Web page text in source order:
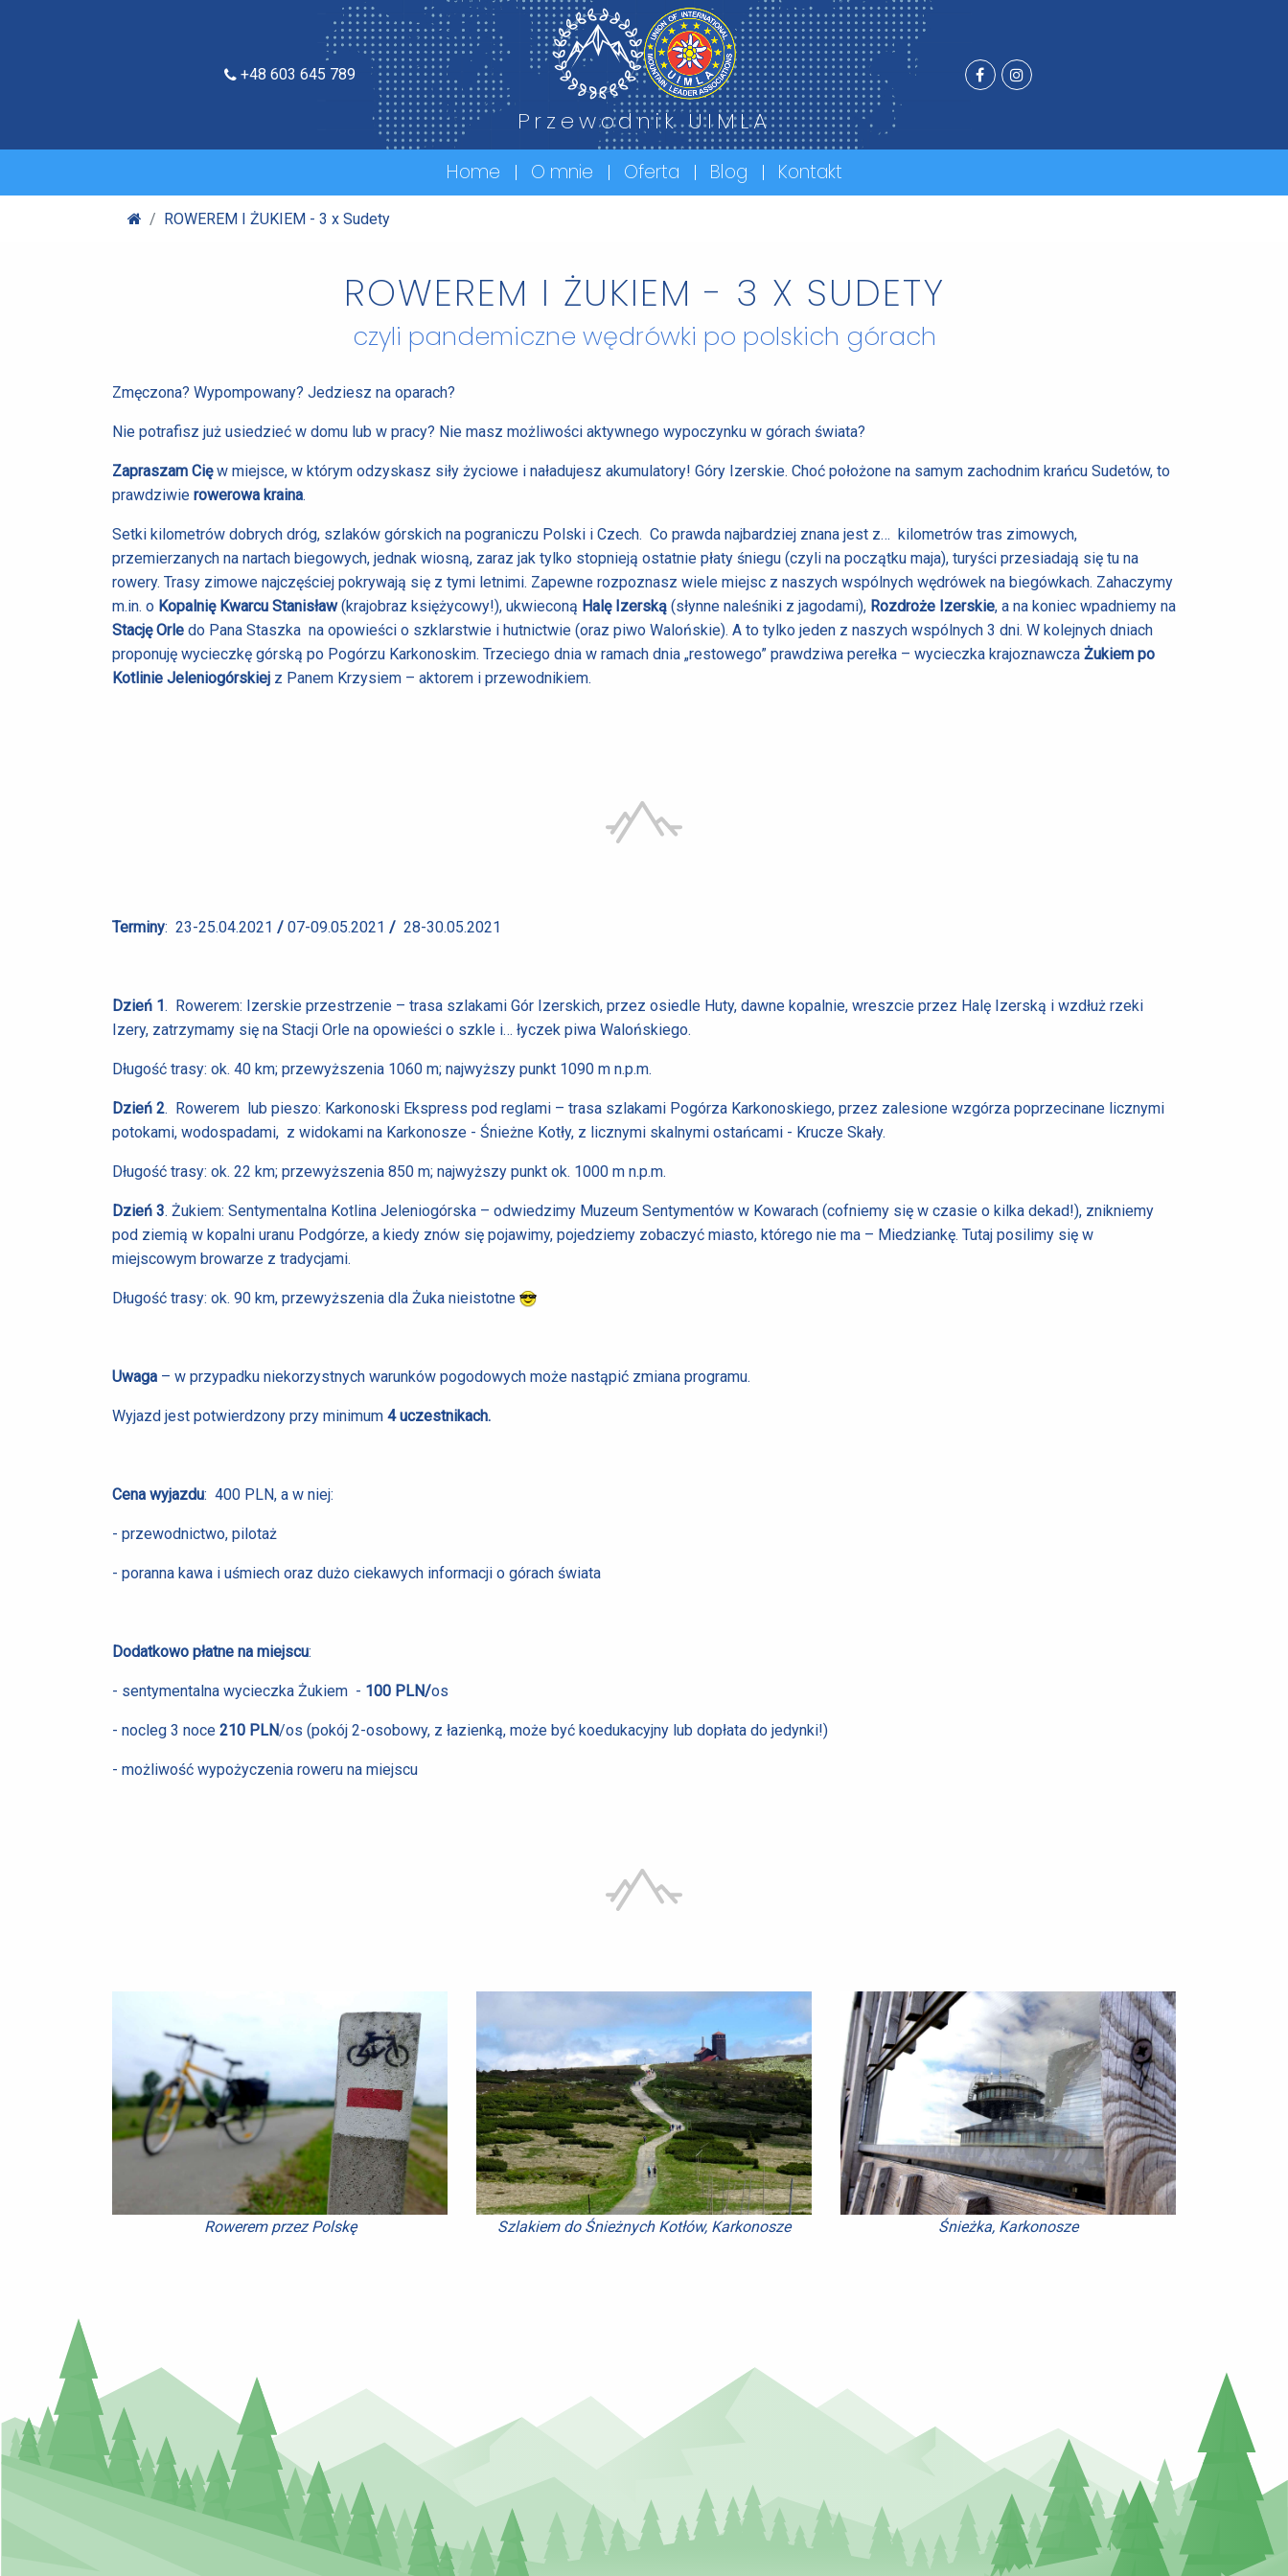
+48 603 645 789
Przewodnik UIMLA
Home O mnie Oferta Blog Kontakt
ROWEREM I ŻUKIEM - 3 x Sudety
ROWEREM I ŻUKIEM - 3 X SUDETY
czyli pandemiczne wędrówki po polskich górach
Zmęczona? Wypompowany? Jedziesz na oparach?
Nie potrafisz już usiedzieć w domu lub w pracy? Nie masz możliwości aktywnego wypoczynku w górach świata?
Zapraszam Cięw miejsce, w którym odzyskasz siły życiowe i naładujesz akumulatory! Góry Izerskie. Choć położone na samym zachodnim krańcu Sudetów, to
prawdziwie rowerowa kraina.
Setki kilometrów dobrych dróg, szlaków górskich na pograniczu Polski i Czech. Co prawda najbardziej znana jest z… kilometrów tras zimowych,
przemierzanych na nartach biegowych, jednak wiosną, zaraz jak tylko stopnieją ostatnie płaty śniegu (czyli na początku maja), turyści przesiadają się tu na
rowery. Trasy zimowe najczęściej pokrywają się z tymi letnimi. Zapewne rozpoznasz wiele miejsc z naszych wspólnych wędrówek na biegówkach. Zahaczymy
m.in. o Kopalnię Kwarcu Stanisław(krajobraz księżycowy!), ukwieconą Halę Izerską (słynne naleśniki z jagodami), Rozdroże Izerskie, a na koniec wpadniemy na
Stację Orle do Pana Staszka na opowieści o szklarstwie i hutnictwie (oraz piwo Walońskie). A to tylko jeden z naszych wspólnych 3 dni. W kolejnych dniach
proponuję wycieczkę górską po Pogórzu Karkonoskim. Trzeciego dnia w ramach dnia „restowego” prawdziwa perełka – wycieczka krajoznawcza Żukiem po
Kotlinie Jeleniogórskiej z Panem Krzysiem – aktorem i przewodnikiem.
Terminy: 23-25.04.2021 / 07-09.05.2021 / 28-30.05.2021
Dzień 1. Rowerem: Izerskie przestrzenie – trasa szlakami Gór Izerskich, przez osiedle Huty, dawne kopalnie, wreszcie przez Halę Izerską i wzdłuż rzeki
Izery, zatrzymamy się na Stacji Orle na opowieści o szkle i… łyczek piwa Walońskiego.
Długość trasy: ok. 40 km; przewyższenia 1060 m; najwyższy punkt 1090 m n.p.m.
Dzień 2. Rowerem lub pieszo: Karkonoski Ekspress pod reglami – trasa szlakami Pogórza Karkonoskiego, przez zalesione wzgórza poprzecinane licznymi
potokami, wodospadami, z widokami na Karkonosze - Śnieżne Kotły, z licznymi skalnymi ostańcami - Krucze Skały.
Długość trasy: ok. 22 km; przewyższenia 850 m; najwyższy punkt ok. 1000 m n.p.m.
Dzień 3. Żukiem: Sentymentalna Kotlina Jeleniogórska – odwiedzimy Muzeum Sentymentów w Kowarach (cofniemy się w czasie o kilka dekad!), znikniemy
pod ziemią w kopalni uranu Podgórze, a kiedy znów się pojawimy, pojedziemy zobaczyć miasto, którego nie ma – Miedziankę. Tutaj posilimy się w
miejscowym browarze z tradycjami.
Długość trasy: ok. 90 km, przewyższenia dla Żuka nieistotne
Uwaga – w przypadku niekorzystnych warunków pogodowych może nastąpić zmiana programu.
Wyjazd jest potwierdzony przy minimum 4 uczestnikach.
Cena wyjazdu: 400 PLN, a w niej:
- przewodnictwo, pilotaż
- poranna kawa i uśmiech oraz dużo ciekawych informacji o górach świata
Dodatkowo płatne na miejscu:
- sentymentalna wycieczka Żukiem - 100 PLN/os
- nocleg 3 noce 210 PLN/os (pokój 2-osobowy, z łazienką, może być koedukacyjny lub dopłata do jedynki!)
- możliwość wypożyczenia roweru na miejscu
Rowerem przez Polskę Szlakiem do Śnieżnych Kotłów, Karkonosze Śnieżka, Karkonosze